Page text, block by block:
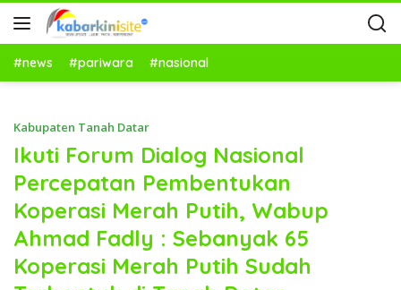
#news #pariwara #nasional
Kabupaten Tanah Datar
Ikuti Forum Dialog Nasional
Percepatan Pembentukan
Koperasi Merah Putih, Wabup
Ahmad Fadly : Sebanyak 65
Koperasi Merah Putih Sudah